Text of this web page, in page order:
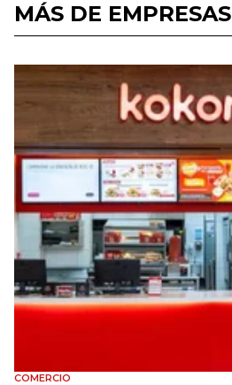
MÁS DE EMPRESAS
COMERCIO